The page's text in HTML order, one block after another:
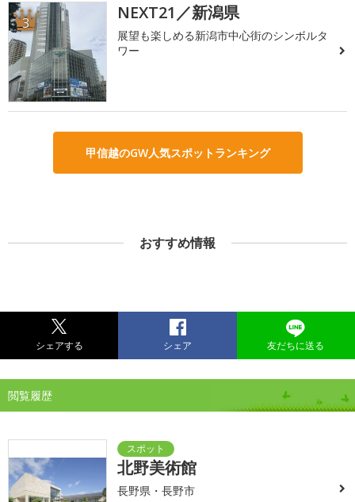
3 NEXT21／新潟県
展望も楽しめる新潟市中心街のシンボルタ
ワー
甲信越のGW人気スポットランキング
おすすめ情報
シェアする シェア 友だちに送る
閲覧履歴
北野美術館
長野県・長野市